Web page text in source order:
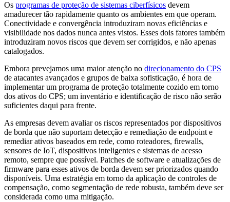
Os programas de proteção de sistemas ciberfísicos devem
amadurecer tão rapidamente quanto os ambientes em que operam.
Conectividade e convergência introduziram novas eficiências e
visibilidade nos dados nunca antes vistos. Esses dois fatores também
introduziram novos riscos que devem ser corrigidos, e não apenas
catalogados.
Embora prevejamos uma maior atenção no direcionamento do CPS
de atacantes avançados e grupos de baixa sofisticação, é hora de
implementar um programa de proteção totalmente cozido em torno
dos ativos do CPS; um inventário e identificação de risco não serão
suficientes daqui para frente.
As empresas devem avaliar os riscos representados por dispositivos
de borda que não suportam detecção e remediação de endpoint e
remediar ativos baseados em rede, como roteadores, firewalls,
sensores de IoT, dispositivos inteligentes e sistemas de acesso
remoto, sempre que possível. Patches de software e atualizações de
firmware para esses ativos de borda devem ser priorizados quando
disponíveis. Uma estratégia em torno da aplicação de controles de
compensação, como segmentação de rede robusta, também deve ser
considerada como uma mitigação.